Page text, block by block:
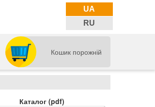
UA
RU
Кошик порожній
Каталог (pdf)